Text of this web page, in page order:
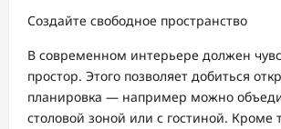
Cоздайте свободное пространство
В современном интерьере должен
простор. Этого позволяет добиться
планировка — например можно
столовой зоной или с гостиной. Кроме